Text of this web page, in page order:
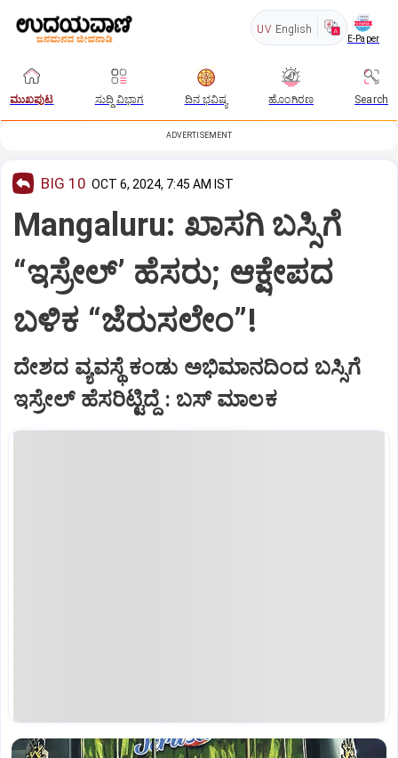
UV English
E-Paper
ಮುಖಪುಟ ಸುದ್ದಿ ವಿಭಾಗ ದಿನ ಭವಿಷ್ಯ ಹೊಂಗಿರಣ Search
ADVERTISEMENT
BIG 10 OCT 6, 2024, 7:45 AM IST
Mangaluru: ಖಾಸಗಿ ಬಸ್ಸಿಗೆ
“ಇಸ್ರೇಲ್‌’ ಹೆಸರು; ಆಕ್ಷೇಪದ
ಬಳಿಕ “ಜೆರುಸಲೇಂ”!
ದೇಶದ ವ್ಯವಸ್ಥೆ ಕಂಡು ಅಭಿಮಾನದಿಂದ ಬಸ್ಸಿಗೆ
ಇಸ್ರೇಲ್‌ ಹೆಸರಿಟ್ಟಿದ್ದೆ : ಬಸ್‌ ಮಾಲಕ